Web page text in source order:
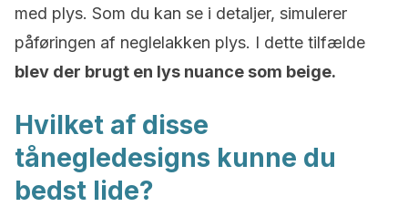
med plys. Som du kan se i detaljer, simulerer
påføringen af neglelakken plys. I dette tilfælde
blev der brugt en lys nuance som beige.
Hvilket af disse
tånegledesigns kunne du
bedst lide?